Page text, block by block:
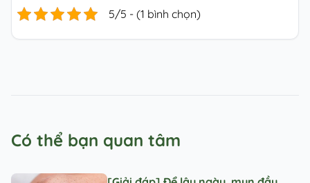
5/5 - (1 bình chọn)
Có thể bạn quan tâm